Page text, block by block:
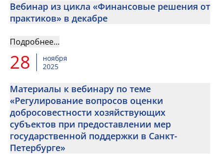
Вебинар из цикла «Финансовые решения от
практиков» в декабре
Подробнее…
28
ноября
2025
Материалы к вебинару по теме
«Регулирование вопросов оценки
добросовестности хозяйствующих
субъектов при предоставлении мер
государственной поддержки в Санкт-
Петербурге»